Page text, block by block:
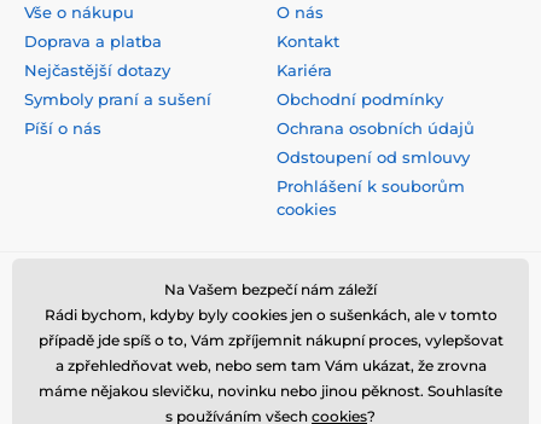
Vše o nákupu
Doprava a platba
Nejčastější dotazy
Symboly praní a sušení
Píší o nás
O nás
Kontakt
Kariéra
Obchodní podmínky
Ochrana osobních údajů
Odstoupení od smlouvy
Prohlášení k souborům
cookies
Bezpečná platba kartou
Na Vašem bezpečí nám záleží
Rádi bychom, kdyby byly cookies jen o sušenkách, ale v tomto
případě jde spíš o to, Vám zpříjemnit nákupní proces, vylepšovat
a zpřehledňovat web, nebo sem tam Vám ukázat, že zrovna
máme nějakou slevičku, novinku nebo jinou pěknost. Souhlasíte
s používáním všech cookies?